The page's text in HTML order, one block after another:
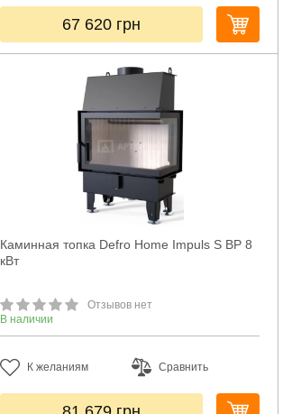
67 620 грн
Каминная топка Defro Home Impuls S BP 8
кВт
Отзывов нет
В наличии
К желаниям Сравнить